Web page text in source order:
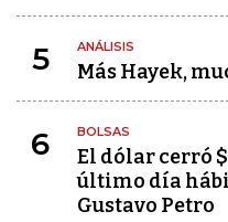
5 ANÁLISIS
Más Hayek,
6 BOLSAS
El dólar cerró
último día
Gustavo Petro